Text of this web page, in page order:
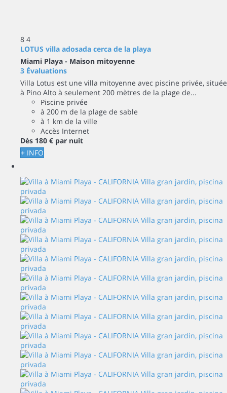
8 4
LOTUS villa adosada cerca de la playa
Miami Playa - Maison mitoyenne
3 Évaluations
Villa Lotus est une villa mitoyenne avec piscine privée, située
à Pino Alto à seulement 200 mètres de la plage de...
Piscine privée
à 200 m de la plage de sable
à 1 km de la ville
Accès Internet
Dès 180 € par nuit
+ INFO